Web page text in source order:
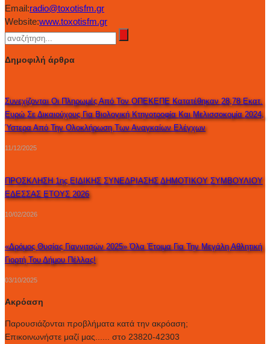
Email:radio@toxotisfm.gr
Website:www.toxotisfm.gr
Δημοφιλή άρθρα
Συνεχίζονται Οι Πληρωμές Από Τον ΟΠΕΚΕΠΕ Κατατέθηκαν 28,78 Εκατ.
Ευρώ Σε Δικαιούχους Για Βιολογική Κτηνοτροφία Και Μελισσοκομία 2024,
Ύστερα Από Την Ολοκλήρωση Των Αναγκαίων Ελέγχων
11/12/2025
ΠΡΟΣΚΛΗΣΗ 1ης ΕΙΔΙΚΗΣ ΣΥΝΕΔΡΙΑΣΗΣ ΔΗΜΟΤΙΚΟΥ ΣΥΜΒΟΥΛΙΟΥ
ΕΔΕΣΣΑΣ ΕΤΟΥΣ 2026
10/02/2026
«Δρόμος Θυσίας Γιαννιτσών 2025» Όλα Έτοιμα Για Την Μεγάλη Αθλητική
Γιορτή Του Δήμου Πέλλας!
03/10/2025
Ακρόαση
Παρουσιάζονται προβλήματα κατά την ακρόαση;
Επικοινωνήστε μαζί μας...... στο 23820-42303